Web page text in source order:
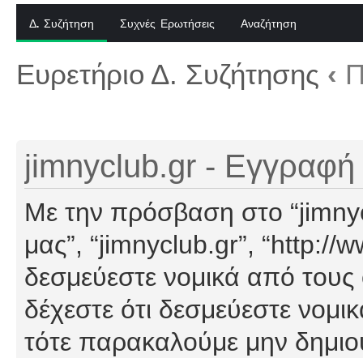
Δ. Συζήτηση Συχνές Ερωτήσεις Αναζήτηση
Ευρετήριο Δ. Συζήτησης ‹
jimnyclub.gr - Εγγραφή
Με την πρόσβαση στο
μας”, “jimnyclub.gr”, “http://
δεσμεύεστε νομικά από
δέχεστε ότι δεσμεύεστε
τότε παρακαλούμε μην